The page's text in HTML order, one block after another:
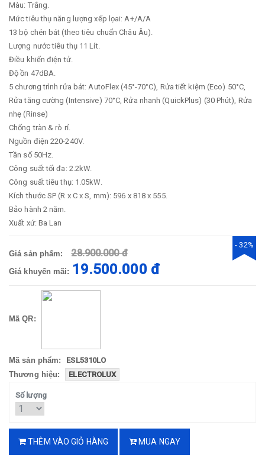
Màu: Trắng.
Mức tiêu thụ năng lượng xếp lọai: A+/A/A
13 bộ chén bát (theo tiêu chuẩn Châu Âu).
Lượng nước tiêu thụ 11 Lít.
Điều khiển điện tử.
Độ ồn 47dBA.
5 chương trình rửa bát: AutoFlex (45°-70°C), Rửa tiết kiệm (Eco) 50°C,
Rửa tăng cường (Intensive) 70°C, Rửa nhanh (QuickPlus) (30 Phút), Rửa
nhẹ (Rinse)
Chống tràn & rò rỉ.
Nguồn điện 220-240V.
Tần số 50Hz.
Công suất tối đa: 2.2kW.
Công suất tiêu thụ: 1.05kW.
Kích thước SP (R x C x S, mm): 596 x 818 x 555.
Bảo hành 2 năm.
Xuất xứ: Ba Lan
Giá sản phẩm: 28.900.000 đ
Giá khuyến mãi: 19.500.000 đ
- 32%
Mã QR:
Mã sản phẩm:
ESL5310LO
Thương hiệu:
ELECTROLUX
Số lượng
THÊM VÀO GIỎ HÀNG MUA NGAY